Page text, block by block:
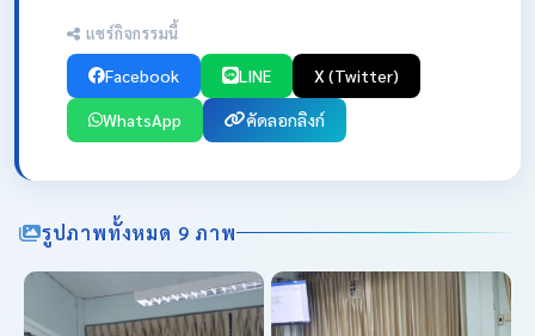
แชร์กิจกรรมนี้
Facebook LINE X (Twitter)
WhatsApp คัดลอกลิงก์
รูปภาพทั้งหมด 9 ภาพ